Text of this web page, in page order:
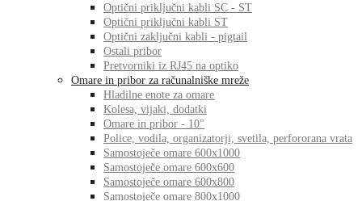
Optični priključni kabli SC - ST
Optični priključni kabli ST
Optični zaključni kabli - pigtail
Ostali pribor
Pretvorniki iz RJ45 na optiko
Omare in pribor za računalniške mreže
Hladilne enote za omare
Kolesa, vijaki, dodatki
Omare in pribor - 10"
Police, vodila, organizatorji, svetila, perfororana vrata
Samostoječe omare 600x1000
Samostoječe omare 600x600
Samostoječe omare 600x800
Samostoječe omare 800x1000